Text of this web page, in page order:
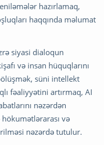
hazırlamaq,
haqqında məlumat
siyasi dialoqun
və insan hüquqlarını
süni intellekt
fəaliyyətini artırmaq, AI
nəzərdən
və
nəzərdə tutulur.